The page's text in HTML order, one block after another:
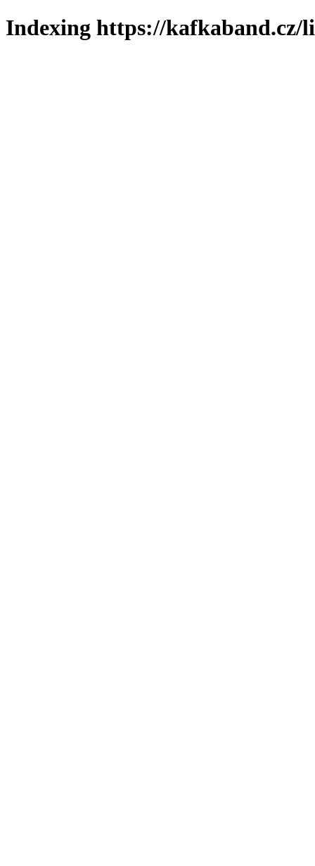
Indexing https://kafkaband.cz/